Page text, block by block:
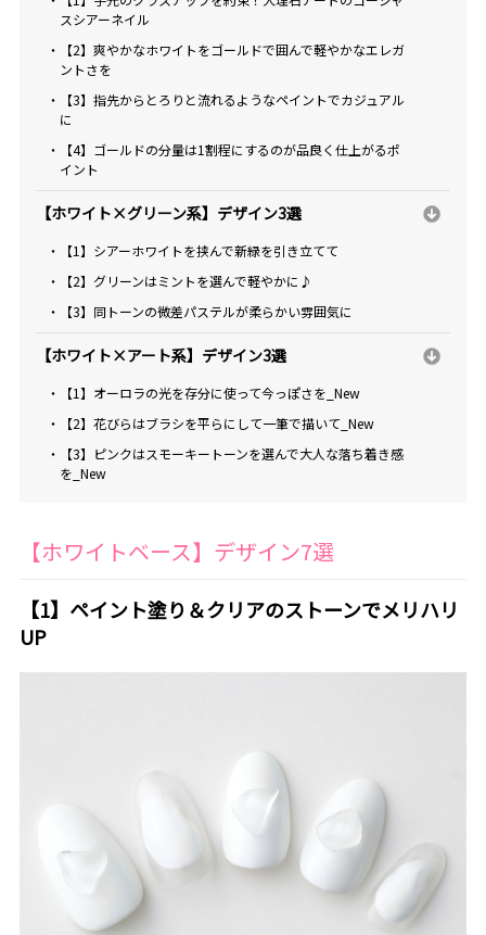
スシアーネイル
・【2】爽やかなホワイトをゴールドで囲んで軽やかなエレガ
ントさを
・【3】指先からとろりと流れるようなペイントでカジュアル
に
・【4】ゴールドの分量は1割程にするのが品良く仕上がるポ
イント
【ホワイト×グリーン系】デザイン3選
・【1】シアーホワイトを挟んで新緑を引き立てて
・【2】グリーンはミントを選んで軽やかに♪
・【3】同トーンの微差パステルが柔らかい雰囲気に
【ホワイト×アート系】デザイン3選
・【1】オーロラの光を存分に使って今っぽさを_New
・【2】花びらはブラシを平らにして一筆で描いて_New
・【3】ピンクはスモーキートーンを選んで大人な落ち着き感
を_New
【ホワイトベース】デザイン7選
【1】ペイント塗り＆クリアのストーンでメリハリ
UP